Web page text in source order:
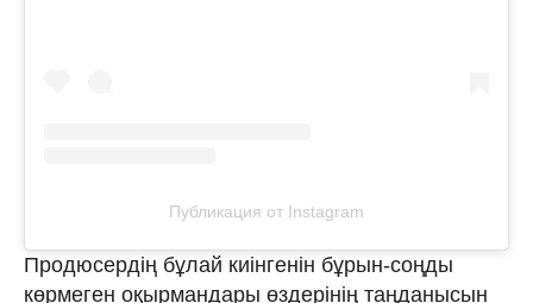
Публикация от Instagram
Продюсердің бұлай киінгенін бұрын-соңды
көрмеген оқырмандары өздерінің таңданысын